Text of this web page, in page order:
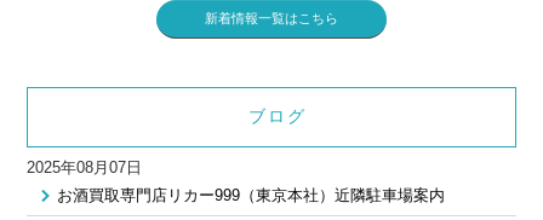
新着情報一覧はこちら
ブログ
2025年08月07日
お酒買取専門店リカー999（東京本社）近隣駐車場案内